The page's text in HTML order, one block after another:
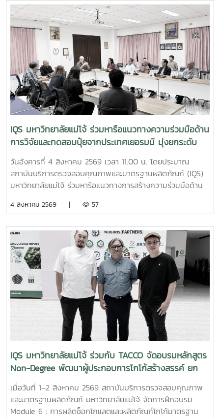
พื้นที่ต่าง ๆ ภายในสถานประกอบการ โดยชื่อสถานที่ดังกล่าว
ตรงกับชื่อภาษาไทยที่โรงแรมใช้อย่างเป็นทางการ การลงพื้นที่
ครั้งนี้นำโดย ผู้ช่วยศาสตราจารย์ ดร.ฉันทนา ซูแสวงทรัพย์ รอง
ผู้อำนวยการฝ่ายวิจัยและนวัตกรรม และ นายพัฒน์ โกจินอก
หัวหน้าฝ่ายพัฒนาและส่งเสริมปัจจัยการผลิต พร้อมด้วยบุคลากร
ในฝ่าย ได้แก่ นางสาววาสนา กาฬภักดี นักวิทยาศาสตร์ นาย
สหรัฐ ตั๋นก้อน เจ้าหน้าที่ขายจุลินทรีย์ และ นายนิวัช ออนศรี ผู้
ปฏิบัติงานเกษตรสถาบันบริการตรวจสอบคุณภาพและมาตรฐาน
ผลิตภัณฑ์ มหาวิทยาลัยแม่โจ้ เป็นหน่วยงานที่มุ่งเน้นการวิจัย
พัฒนา และถ่ายทอดองค์ความรู้ด้านปัจจัยการผลิตและการ
จัดการสิ่งแวดล้อมมาอย่างต่อเนื่อง จนนำไปสู่การพัฒนา
ผลิตภัณฑ์จุลินทรีย์ MMO ตราแม่โจ้ กรีน ซึ่งมีผลิตภัณฑ์สำหรับ
การใช้งานหลากหลายรูปแบบ รวมทั้งได้รับการรับรองมาตรฐาน
ปัจจัยการผลิตอินทรีย์ภายใต้ระบบ ACT-IFOAM จากสำนักงาน
มาตรฐานเกษตรอินทรีย์ (มกท.) ภายในกิจกรรม คณะผู้ปฏิบัติ
งานได้ให้ข้อมูลเกี่ยวกับคุณสมบัติ วิธีใช้ อัตราส่วนการผสม และ
งานของธุรกิจโรงแรม พร้อมสาธิตการใช้งานจริง โดยมุ่งเน้น
เขียว การนำจุลินทรีย์มาใช้เพื่อช่วยเพิ่มความอุดมสมบูรณ์ของ
ดิน บำรุงสนามหญ้า ไม้ดอก ไม้ประดับ และสวนหย่อม ตลอดจน
ส่งเสริมการดูแลพืชด้วยชีววิธี ซึ่งช่วยลดการพึ่งพาสารเคมีและ
สนับสนุนการดูแลพื้นที่สีเขียวอย่างเป็นมิตรต่อสิ่งแวดล้อมด้าน
การจัดการของเสียและทรัพยากรภายในสถานประกอบการ การใช้
จุลินทรีย์เป็นหัวเชื้อเร่งการย่อยสลายเศษใบไม้ กิ่งไม้ และวัสดุ
อินทรีย์ เพื่อนำมาผลิตเป็นปุ๋ยหมักและหมุนเวียนกลับมาใช้บำรุง
พื้นที่สีเขียวภายในโรงแรม เป็นการลดปริมาณของเสียและส่ง
เสริมการใช้ทรัพยากรอย่างคุ้มค่า โดยคุณสมบัติดังกล่าว
สอดคล้องกับข้อมูลผลิตภัณฑ์ MMO สูตรสำหรับบำรุงดินและเร่ง
การทำปุ๋ยหมักของมหาวิทยาลัยแม่โจ้ ด้านสุขอนามัยและระบบ
บำบัดของเสีย การประยุกต์ใช้จุลินทรีย์เพื่อช่วยลดกลิ่นไม่พึง
ประสงค์ บำบัดน้ำเสีย และย่อยสลายสารอินทรีย์บริเวณห้องครัว
ห้องน้ำ ท่อระบายน้ำ บ่อพักน้ำเสีย ถังเกรอะ และถังซึม ซึ่งเหมาะ
สำหรับอาคาร ร้านอาหาร และธุรกิจโรงแรม โดยผลิตภัณฑ์ MMO
สูตร 3 ได้รับการพัฒนาสำหรับการกำจัดกลิ่นและบำบัดน้ำเสียโดย
IQS มหาวิทยาลัยแม่โจ้ ร่วมหารือแนวทางความร่วมมือด้าน
การวิจัยและทดสอบปุ๋ยจากประเทศเยอรมนี มุ่งยกระดับ
นวัตกรรมการเกษตรไทย
วันอังคารที่ 4 สิงหาคม 2569 เวลา 11.00 น. โดยประมาณ
สถาบันบริการตรวจสอบคุณภาพและมาตรฐานผลิตภัณฑ์ (IQS)
มหาวิทยาลัยแม่โจ้ ร่วมหารือแนวทางการสร้างความร่วมมือด้าน
คุณภาพ ประสิทธิภาพ และความเหมาะสมของผลิตภัณฑ์ภายใต้
ไปประยุกต์ใช้ให้เกิดประโยชน์ต่อภาคการเกษตรอย่างเหมาะสมและ
ยั่งยืน การหารือครั้งนี้ครอบคลุมประเด็นสำคัญ ได้แก่ ความเป็น
ไปได้ในการจัดทำโครงการวิจัย แนวทางการนำเข้าตัวอย่างปุ๋ย
สำหรับการศึกษาและทดสอบ ตลอดจนการดำเนินงานให้
สอดคล้องกับกฎหมาย ระเบียบ และหลักเกณฑ์ที่เกี่ยวข้องของ
ประเทศไทย สำหรับการนำเข้าปุ๋ยหรือตัวอย่างปุ๋ยเพื่อใช้ในการวิจัย
และการวิเคราะห์ จะต้องมีวัตถุประสงค์ที่ชัดเจน และดำเนินการ
ตามขั้นตอนการขออนุญาต รวมถึงหลักเกณฑ์และเงื่อนไขที่กรม
วิชาการเกษตรกำหนด เพื่อให้การดำเนินงานเป็นไปอย่างถูกต้อง
โปร่งใส และสามารถตรวจสอบได้ ในด้านการดำเนินงาน
มหาวิทยาลัยแม่โจ้อาจทำหน้าที่เป็นหน่วยงานเจ้าภาพของ
โครงการวิจัย โดยสถาบันบริการตรวจสอบคุณภาพและมาตรฐาน
ผลิตภัณฑ์รับผิดชอบด้านการตรวจวิเคราะห์คุณภาพและ
มาตรฐานของผลิตภัณฑ์ พร้อมบูรณาการความร่วมมือกับคณะ
หรือหน่วยงานที่มีความเชี่ยวชาญด้านปฐพีศาสตร์ พืชศาสตร์
และเทคโนโลยีการผลิตพืช เพื่อร่วมกันออกแบบการทดลอง
4 สิงหาคม 2569 | 57
IQS มหาวิทยาลัยแม่โจ้ ร่วมกับ TACCO จัดอบรมหลักสูตร
Non-Degree พัฒนาผู้ประกอบการโกโก้สร้างสรรค์ ยก
ระดับการแปรรูปช็อกโกแลตไทยสู่มาตรฐานสากล
เมื่อวันที่ 1–2 สิงหาคม 2569 สถาบันบริการตรวจสอบคุณภาพ
และมาตรฐานผลิตภัณฑ์ มหาวิทยาลัยแม่โจ้ จัดการฝึกอบรม
Module 6 : การผลิตช็อกโกแลตและผลิตภัณฑ์โกโก้มาตรฐาน